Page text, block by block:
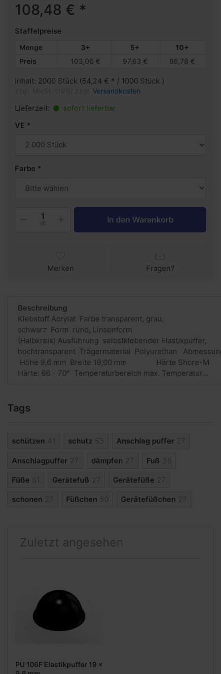
108,48 € *
Staffelpreise
Menge 3+ 5+
10+
Preis
103,06 € 97,63 € 86,78 €
Inhalt: 2000 Stück (54,24 € * / 1000 Stück )
Versandkosten
Lieferzeit:
sofort lieferbar
VE
Farbe
VE In den Warenkorb
Merken Fragen?
Beschreibung
Klebstoff Acrylat Farbe transparent, grau,
schwarz Form rund, Linsenform
(Halbkreis) Ausführung selbstklebender Elastikpuffer,
hochtransparent Trägermaterial Polyurethan
Höhe 9,6 mm Breite 19,00 mm Härte Shore-M
Härte: 66 - 70° Temperaturbereich max. Temperatur...
Tags
schützen 41 schutz 53 Anschlag puffer 27
Anschlagpuffer 27 dämpfen 27 Fuß 38
Füße 61 Gerätefuß 27 Gerätefüße 27
schonen 27 Füßchen 50 Gerätefüßchen 27
Zuletzt angesehen
PU 106F Elastikpuffer 19 x